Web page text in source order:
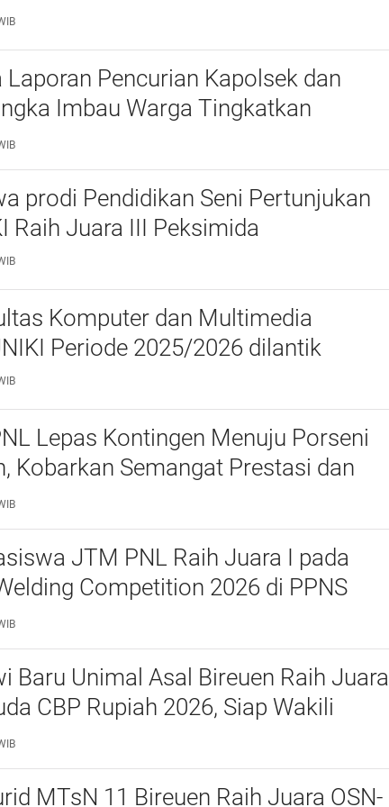
Laporan Pencurian Kapolsek dan
Imbau Warga Tingkatkan
prodi Pendidikan Seni Pertunjukan
Raih Juara III Peksimida
Komputer dan Multimedia
UNIKI Periode 2025/2026 dilantik
Lepas Kontingen Menuju Porseni
Kobarkan Semangat Prestasi dan
JTM PNL Raih Juara I pada
Competition 2026 di PPNS
Baru Unimal Asal Bireuen Raih Juara
CBP Rupiah 2026, Siap Wakili
ke Tingkat Nasional
MTsN 11 Bireuen Raih Juara OSN-